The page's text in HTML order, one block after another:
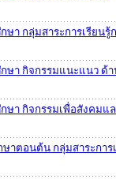
า กลุ่มสาระการเรียนรู้
ษา กิจกรรมแนะแนว ด้
ษา กิจกรรมเพื่อสังคมแ
าตอนต้น กลุ่มสาระการ